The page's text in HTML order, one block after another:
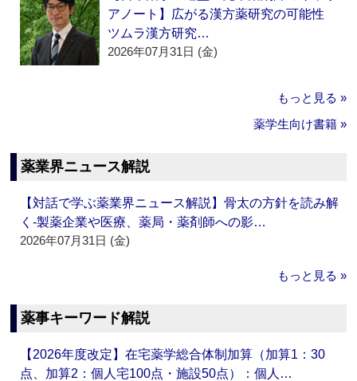
アノート】広がる漢方薬研究の可能性
ツムラ漢方研究…
2026年07月31日 (金)
もっと見る »
薬学生向け書籍 »
薬業界ニュース解説
【対話で学ぶ薬業界ニュース解説】骨太の方針を読み解
く‐製薬企業や医療、薬局・薬剤師への影…
2026年07月31日 (金)
もっと見る »
薬事キーワード解説
【2026年度改定】在宅薬学総合体制加算（加算1：30
点、加算2：個人宅100点・施設50点）：個人…